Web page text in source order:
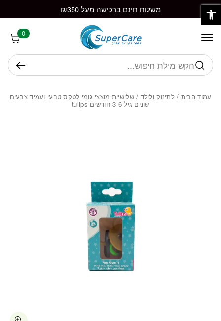
Skip to Content משלוח חינם ברכישה מעל ₪350
0
חיפוש
עמוד הבית / לתינוק ולילד / שלישיית מוצצי גומי לטקס טבעי ועמיד צבעים
שונים גיל 3-6 חודשים tulips
בחזרה למעלה
פתח סרגל נגישות